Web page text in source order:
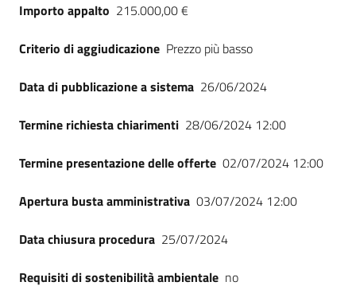
Importo appalto 215.000,00 €
Criterio di aggiudicazione Prezzo più basso
Data di pubblicazione a sistema 26/06/2024
Termine richiesta chiarimenti 28/06/2024 12:00
Termine presentazione delle offerte 02/07/2024 12:00
Apertura busta amministrativa 03/07/2024 12:00
Data chiusura procedura 25/07/2024
Requisiti di sostenibilità ambientale no